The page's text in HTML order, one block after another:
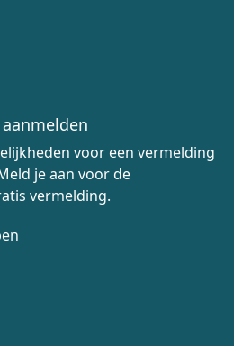
voor een vermelding
je aan voor de
vermelding.